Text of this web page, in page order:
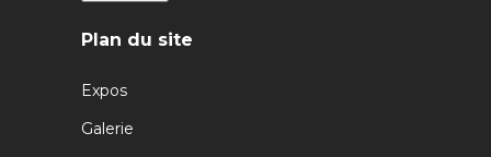
Plan du site
Expos
Galerie